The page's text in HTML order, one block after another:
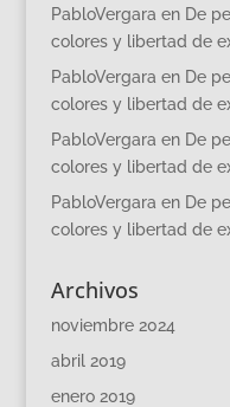
PabloVergara en De
colores y libertad de
PabloVergara en De
colores y libertad de
PabloVergara en De
colores y libertad de
PabloVergara en De
colores y libertad de
Archivos
noviembre 2024
abril 2019
enero 2019